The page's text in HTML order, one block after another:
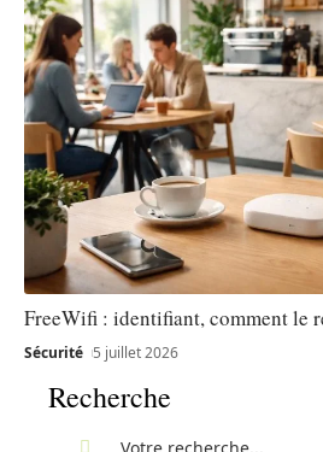
FreeWifi : identifiant, comment le
Sécurité 5 juillet 2026
Recherche